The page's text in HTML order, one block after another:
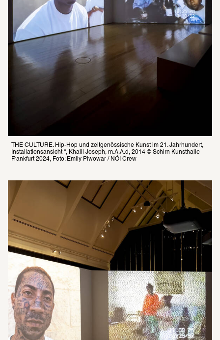
THE CULTURE. Hip-Hop und zeitgenössische Kunst im 21. Jahrhundert,
Installationsansicht “, Khalil Joseph, m.A.A.d, 2014 © Schirn Kunsthalle
Frankfurt 2024, Foto: Emily Piwowar / NÓI Crew